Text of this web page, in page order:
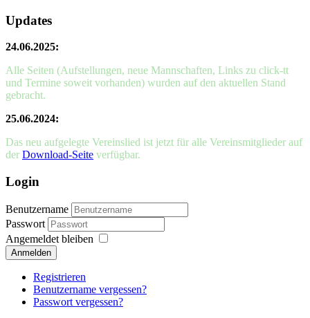
Updates
24.06.2025:
Alle Seiten (Aufstellungen, neue Mannschaften, Links zu click-tt
und Termine soweit vorhanden) wurden auf den aktuellen Stand
gebracht.
25.06.2024:
Das neu aufgelegte Vereinslied ist jetzt für alle Vereinsmitglieder auf
der Download-Seite verfügbar.
Login
Benutzername
Passwort
Angemeldet bleiben
Anmelden
Registrieren
Benutzername vergessen?
Passwort vergessen?